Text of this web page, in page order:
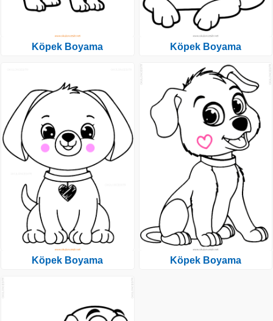
Köpek Boyama
Köpek Boyama
Köpek Boyama
Köpek Boyama